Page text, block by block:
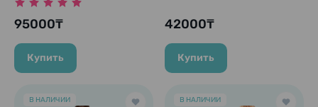
95000₸
Купить
42000₸
Купить
В НАЛИЧИИ В НАЛИЧИИ